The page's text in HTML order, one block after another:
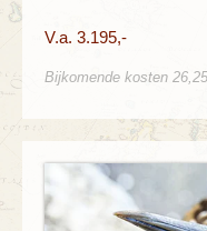
V.a. 3.195,-
Bijkomende kosten